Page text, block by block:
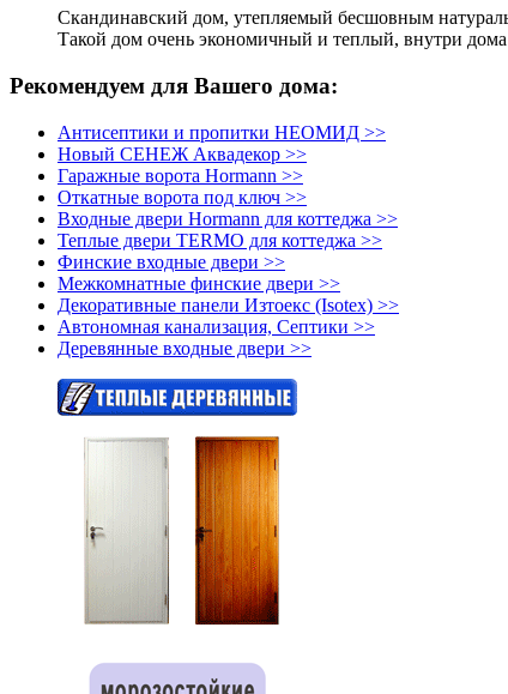
Скандинавский дом, утепляемый бесшовным
Такой дом очень экономичный и теплый, внутри дома
Рекомендуем для Вашего дома:
Антисептики и пропитки НЕОМИД >>
Новый СЕНЕЖ Аквадекор >>
Гаражные ворота Hormann >>
Откатные ворота под ключ >>
Входные двери Hormann для коттеджа >>
Теплые двери TERMO для коттеджа >>
Финские входные двери >>
Межкомнатные финские двери >>
Декоративные панели Изтоекс (Isotex) >>
Автономная канализация, Септики >>
Деревянные входные двери >>